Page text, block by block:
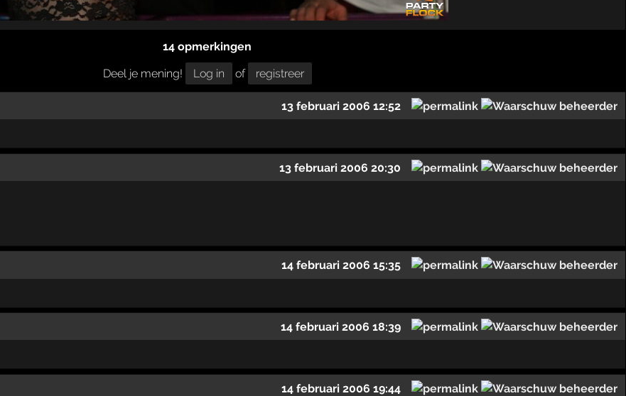
14 opmerkingen
Deel je mening!
Log in of registreer
13 februari 2006 12:52
13 februari 2006 20:30
14 februari 2006 15:35
14 februari 2006 18:39
14 februari 2006 19:44